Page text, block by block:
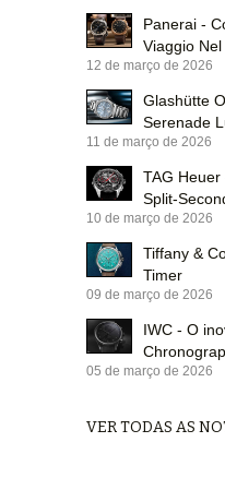
Panerai -
Viaggio
12 de março de 2026
Glashütte
Serenade
11 de março de 2026
TAG
Split-
10 de março de 2026
Tiffany &
Timer
09 de março de 2026
IWC - O
05 de março de 2026
VER TODAS AS